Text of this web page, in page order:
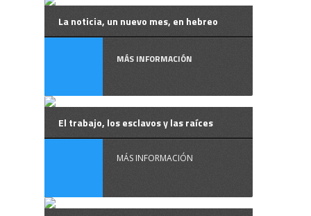
La noticia, un nuevo mes, en hebreo
MÁS INFORMACIÓN
El trabajo, los esclavos y las raíces
MÁS INFORMACIÓN